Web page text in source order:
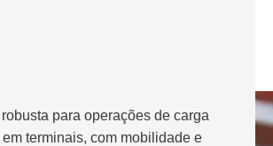
robusta para operações de carga
terminais, com mobilidade e